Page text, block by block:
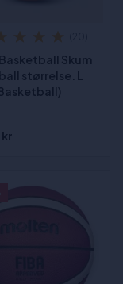
Skum
størrelse. L